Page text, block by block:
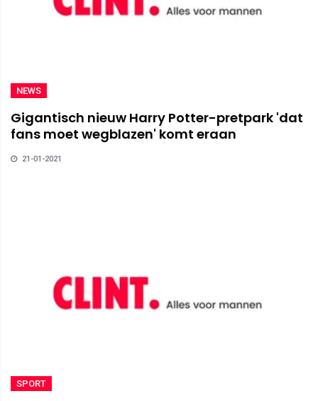
NEWS
Gigantisch nieuw Harry Potter-pretpark 'dat
fans moet wegblazen' komt eraan
21-01-2021
SPORT